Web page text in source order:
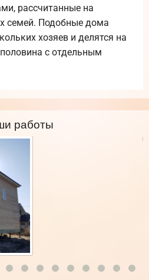
рассчитанные на
семей. Подобные дома
хозяев и делятся на
с отдельным
работы